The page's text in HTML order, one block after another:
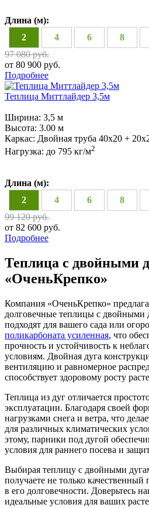
Длина (м):
2
4 6 8
97 080 руб.
от 80 900 руб.
Подробнее
Теплица Миттлайдер 3,5м
Ширина: 3,5 м
Высота: 3.00 м
Каркас: Двойная труба 40х20 +
Нагрузка: до 795 кг/м2
Длина (м):
2
4 6 8
99 120 руб.
от 82 600 руб.
Подробнее
Теплица с двойными
«ОченьКрепко»
Компания «ОченьКрепко»
долговечные теплицы с двойными
подходят для вашего сада или
поликарбоната усиленная, что
прочность и устойчивость к
условиям. Двойная дуга
вентиляцию и равномерное
способствует здоровому росту
Теплица из дуг отличается
эксплуатации. Благодаря своей
нагрузками снега и ветра, что
для различных климатических
этому, парники под дугой
условия для раннего посева и
Выбирая теплицу с двойными
получаете не только качественный
в его долговечности. Доверьтесь
идеальные условия для ваших